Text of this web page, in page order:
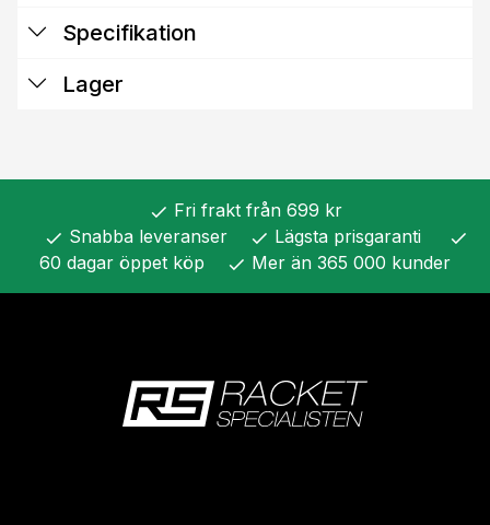
Specifikation
Lager
check Fri frakt från 699 kr
check Snabba leveranser check Lägsta prisgaranti check
60 dagar öppet köp check Mer än 365 000 kunder